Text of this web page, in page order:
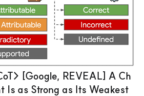
[Google, REVEAL] A Ch
as Strong as Its Weakest